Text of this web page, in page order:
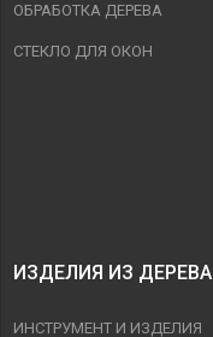
ОБРАБОТКА ДЕРЕВА
СТЕКЛО ДЛЯ ОКОН
ИЗДЕЛИЯ ИЗ ДЕРЕВА
ИНСТРУМЕНТ И ИЗДЕЛИЯ